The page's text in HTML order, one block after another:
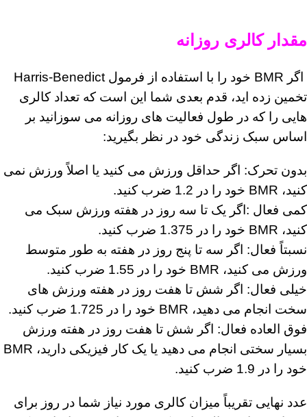
مقدار کالری روزانه
اگر BMR خود را با استفاده از فرمول Harris-Benedict
تخمین زده اید، قدم بعدی شما این است که تعداد کالری
هایی را که در طول فعالیت های روزانه می سوزانید بر
اساس سبک زندگی خود در نظر بگیرید:
بدون تحرک: اگر حداقل ورزش می کنید یا اصلاً ورزش نمی
کنید، BMR خود را در 1.2 ضرب کنید.
کمی فعال :اگر یک تا سه روز در هفته ورزش سبک می
کنید، BMR خود را در 1.375 ضرب کنید.
نسبتاً فعال: اگر سه تا پنج روز در هفته به طور متوسط ​​
ورزش می کنید، BMR خود را در 1.55 ضرب کنید.
خیلی فعال: اگر شش تا هفت روز در هفته ورزش های
سخت انجام می دهید، BMR خود را در 1.725 ضرب کنید.
فوق العاده فعال: اگر شش تا هفت روز در هفته ورزش
بسیار سختی انجام می دهید یا یک کار فیزیکی دارید، BMR
خود را در 1.9 ضرب کنید.
عدد نهایی تقریباً میزان کالری مورد نیاز شما در روز برای